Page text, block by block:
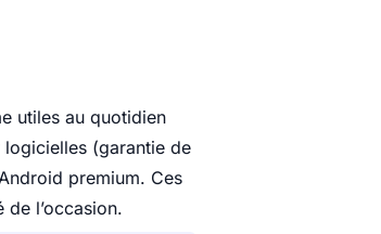
utiles au quotidien
(garantie de
premium. Ces
l’occasion.